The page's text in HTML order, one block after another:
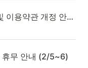
탈잉 회원 멤버십 등급제 종료 및 이용약관 개정 안내 (26.03.06)
휴무 안내 (2/5~6)